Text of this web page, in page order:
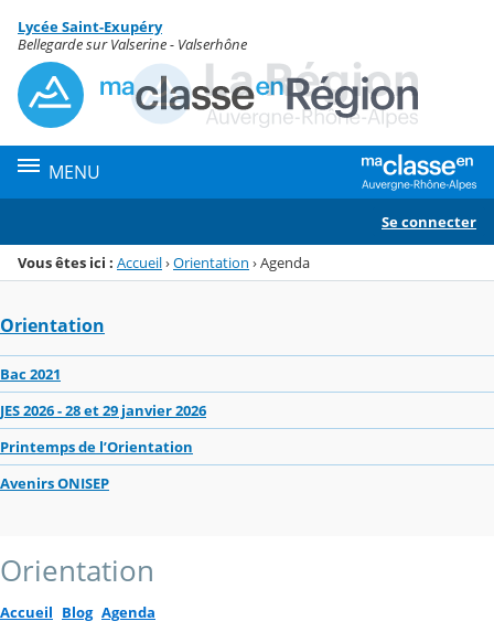
Menu de la rubrique
Contenu
Lycée Saint-Exupéry
Bellegarde sur Valserine - Valserhône
MENU
Se connecter
Vous êtes ici : Accueil›Orientation ›Agenda
Orientation
Bac 2021
JES 2026 - 28 et 29 janvier 2026
Printemps de l’Orientation
Avenirs ONISEP
Orientation
Accueil Blog Agenda